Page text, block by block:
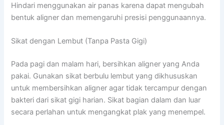
Hindari menggunakan air panas karena dapat mengubah
bentuk aligner dan memengaruhi presisi penggunaannya.
Sikat dengan Lembut (Tanpa Pasta Gigi)
Pada pagi dan malam hari, bersihkan aligner yang Anda
pakai. Gunakan sikat berbulu lembut yang dikhususkan
untuk membersihkan aligner agar tidak tercampur dengan
bakteri dari sikat gigi harian. Sikat bagian dalam dan luar
secara perlahan untuk mengangkat plak yang menempel.